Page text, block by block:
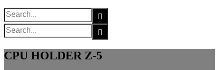
Search
for:
Search
for:
CPU HOLDER Z-5